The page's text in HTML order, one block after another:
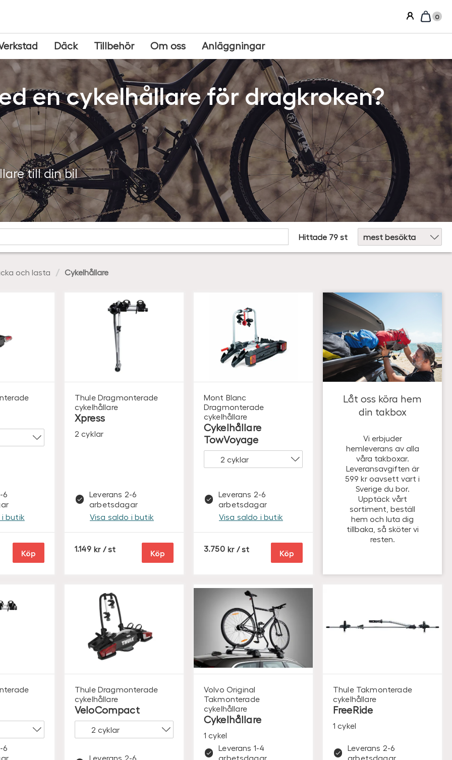
0
Däck Tillbehör Om oss Anläggningar
en cykelhållare för dragkroken?
till din bil
Hittade 79 st
Sortera efter:
och lasta Cykelhållare
6
i butik
Köp
Thule Dragmonterade
cykelhållare
Xpress
2 cyklar
Leverans 2-6
arbetsdagar
Visa saldo i butik
1.149 S / st Köp
Mont Blanc
Dragmonterade
cykelhållare
Cykelhållare
TowVoyage
Leverans 2-6
arbetsdagar
Visa saldo i butik
3.750 S / st Köp
Låt oss köra hem
din takbox
Vi erbjuder
hemleverans av alla
våra takboxar.
Leveransavgiften är
599 kr oavsett vart i
Sverige du bor.
Upptäck vårt
sortiment, beställ
hem och luta dig
tillbaka, så sköter vi
resten.
6
Thule Dragmonterade
cykelhållare
VeloCompact
Leverans 2-6
Volvo Original
Takmonterade
cykelhållare
Cykelhållare
1 cykel
Leverans 1-4
arbetsdagar
Thule Takmonterade
cykelhållare
FreeRide
1 cykel
Leverans 2-6
arbetsdagar